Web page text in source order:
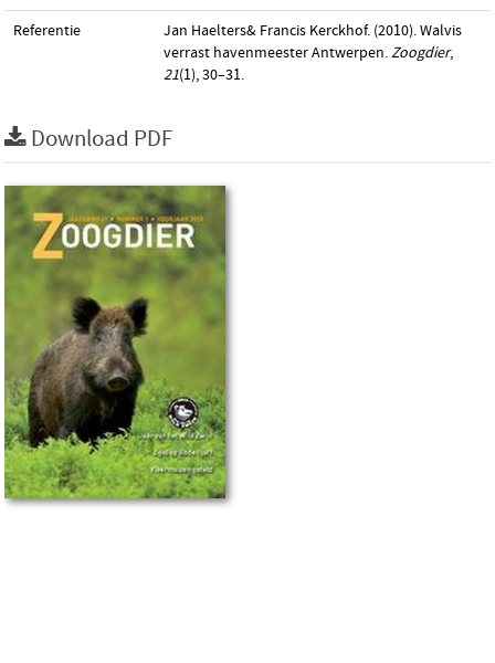
Referentie
Jan Haelters& Francis Kerckhof. (2010). Walvis
verrast havenmeester Antwerpen.Zoogdier,
21(1), 30–31.
Download PDF